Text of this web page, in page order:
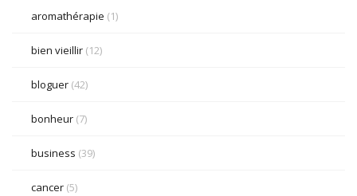
aromathérapie (1)
bien vieillir (12)
bloguer (42)
bonheur (7)
business (39)
cancer (5)